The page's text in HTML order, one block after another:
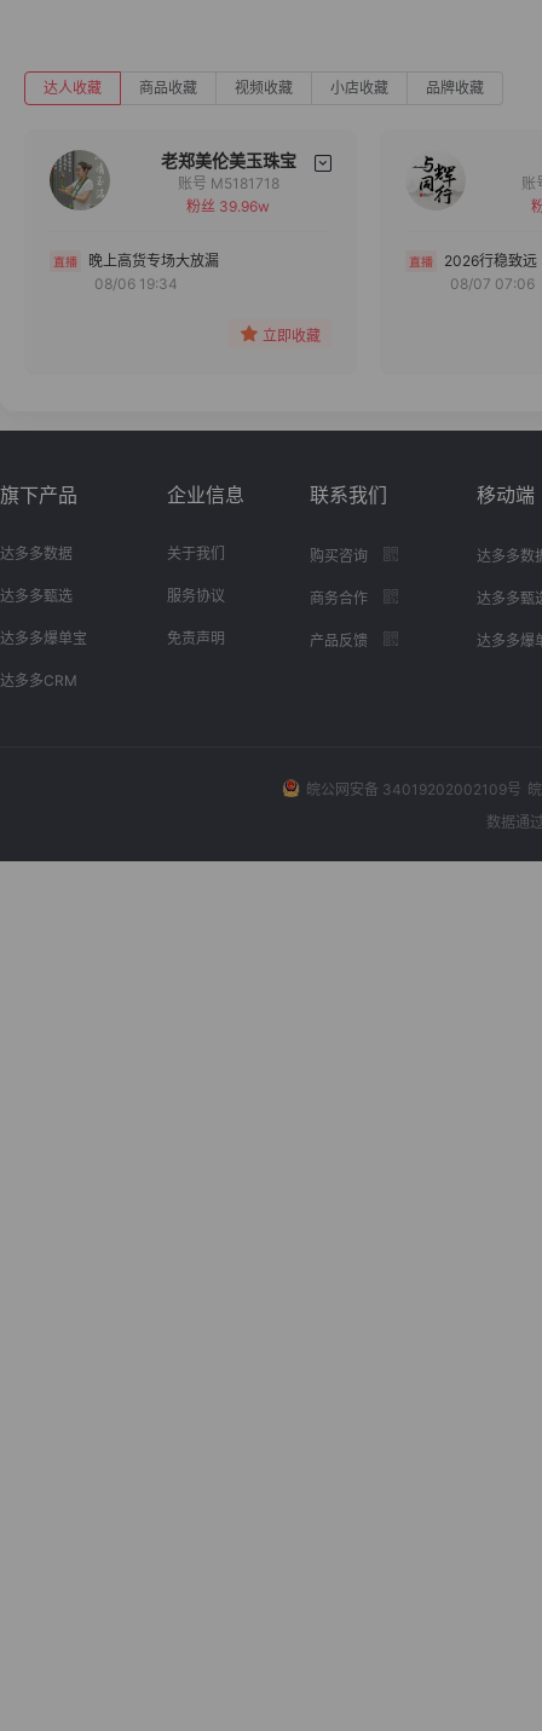
达人收藏 商品收藏 视频收藏 小店收藏 品牌收藏
老郑美伦美玉珠宝
备注
分组
账号 M5181718
粉丝 39.96w
晚上高货专场大放漏
08/06 19:34
立即收藏
2026行稳致远
08/07 07:06
旗下产品
达多多数据
达多多甄选
达多多爆单宝
达多多CRM
企业信息
关于我们
服务协议
免责声明
联系我们
购买咨询
商务合作
产品反馈
移动端
达多多数
达多多甄
达多多爆
皖公网安备 34019202002109号
数据通